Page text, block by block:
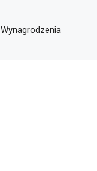
Wynagrodzenia